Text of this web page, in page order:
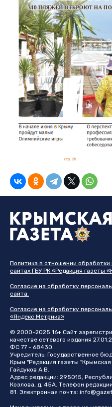
Политика в отношении
сайтах ГБУ РК «Редакция газеты
Согласие на обработку
сайта.
Согласие на обработку
«Яндекс.Метрика»
© 2000-2025 16+ Сайт
качестве сетевого издания
ФС 77 - 68430.
Учредитель: Государственное
Крым "Редакция газеты "Крымская
Гайдуков А.В.
Адрес редакции: 295015,
Козлова, д. 45А. Телефон
81. Электронная почта: